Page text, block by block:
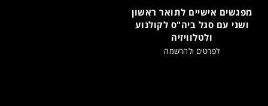
מפגשים אישיים לתואר ראשון
ושני עם סגל ביה"ס לקולנוע
ולטלוויזיה
לפרטים ולהרשמה